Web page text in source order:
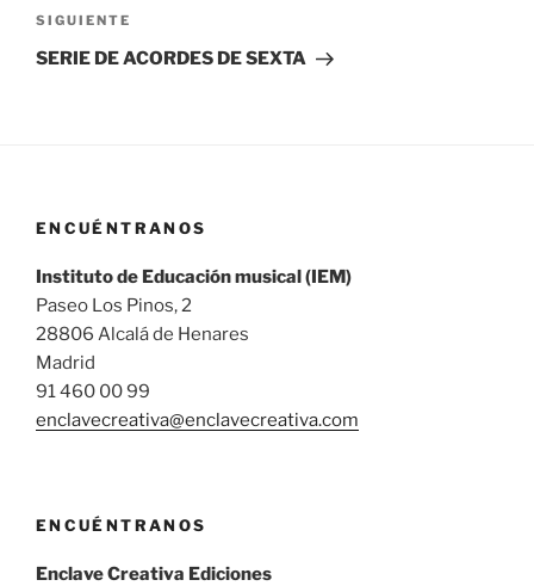
Siguiente
entrada
SIGUIENTE
SERIE DE ACORDES DE SEXTA
ENCUÉNTRANOS
Instituto de Educación musical (IEM)
Paseo Los Pinos, 2
28806 Alcalá de Henares
Madrid
91 460 00 99
enclavecreativa@enclavecreativa.com
ENCUÉNTRANOS
Enclave Creativa Ediciones